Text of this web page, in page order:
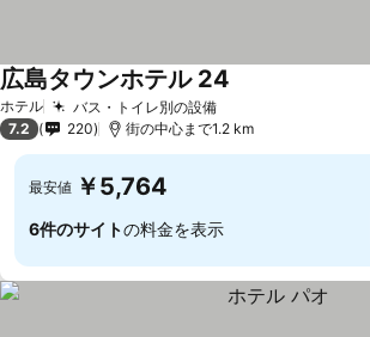
ホテル バス・トイレ別の設備料金を表示
広島タウンホテル 24
7.2 220 街の中心まで1.2 km
最安値 ￥5,764
6件のサイトの料金を表示